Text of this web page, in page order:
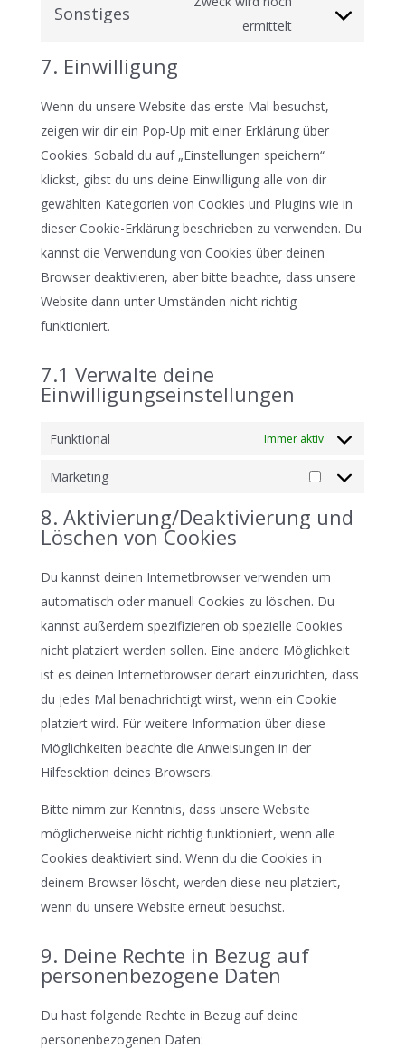
service
Sonstiges
ermittelt
Consent
sonstiges
7. Einwilligung
Wenn du unsere Website das erste Mal besuchst,
zeigen wir dir ein Pop-Up mit einer Erklärung über
Cookies. Sobald du auf „Einstellungen speichern“
klickst, gibst du uns deine Einwilligung alle von dir
gewählten Kategorien von Cookies und Plugins wie in
dieser Cookie-Erklärung beschrieben zu verwenden. Du
kannst die Verwendung von Cookies über deinen
Browser deaktivieren, aber bitte beachte, dass unsere
Website dann unter Umständen nicht richtig
funktioniert.
7.1 Verwalte deine
Einwilligungseinstellungen
Funktional Immer aktiv
Marketing
Marketing
8. Aktivierung/Deaktivierung und
Löschen von Cookies
Du kannst deinen Internetbrowser verwenden um
automatisch oder manuell Cookies zu löschen. Du
kannst außerdem spezifizieren ob spezielle Cookies
nicht platziert werden sollen. Eine andere Möglichkeit
ist es deinen Internetbrowser derart einzurichten, dass
du jedes Mal benachrichtigt wirst, wenn ein Cookie
platziert wird. Für weitere Information über diese
Möglichkeiten beachte die Anweisungen in der
Hilfesektion deines Browsers.
Bitte nimm zur Kenntnis, dass unsere Website
möglicherweise nicht richtig funktioniert, wenn alle
Cookies deaktiviert sind. Wenn du die Cookies in
deinem Browser löscht, werden diese neu platziert,
wenn du unsere Website erneut besuchst.
9. Deine Rechte in Bezug auf
personenbezogene Daten
Du hast folgende Rechte in Bezug auf deine
personenbezogenen Daten: